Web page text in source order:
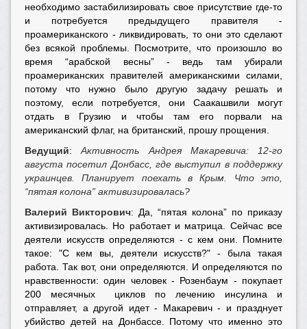
необходимо застабилизировать свое присутствие где-то
и потребуется предыдущего правителя -
проамериканского - ликвидировать, то они это сделают
без всякой проблемы. Посмотрите, что произошло во
время “арабской весны” - ведь там убирали
проамериканских правителей американскими силами,
потому что нужно было другую задачу решать и
поэтому, если потребуется, они Саакашвили могут
отдать в Грузию и чтобы там его порвали на
американский флаг, на британский, прошу прощения.
Ведущий:Активность Андрея Макаревича: 12-го
августа посетил Донбасс, где выступил в поддержку
украинцев. Планирует поехать в Крым. Что это,
“пятая колона” активизировалась?
Валерий Викторович: Да, “пятая колона” по приказу
активизировалась. Но работает и матрица. Сейчас все
деятели искусств определяются - с кем они. Помните
такое: "С кем вы, деятели искусств?" - была такая
работа. Так вот, они определяются. И определяются по
нравственности: один человек - Розенбаум - покупает
200 месячных циклов по лечению инсулина и
отправляет, а другой идет - Макаревич - и празднует
убийство детей на Донбассе. Потому что именно это